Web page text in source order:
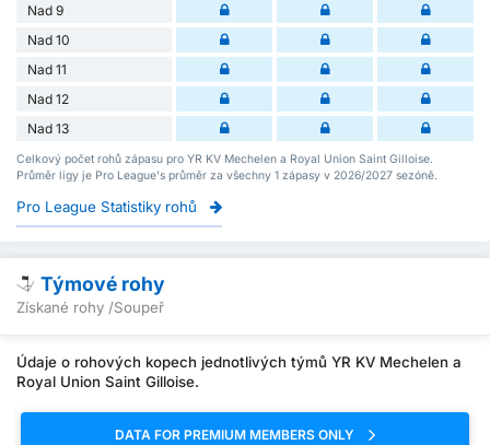
Nad 9
Nad 10
Nad 11
Nad 12
Nad 13
Celkový počet rohů zápasu pro YR KV Mechelen a Royal Union Saint Gilloise.
Průměr ligy je Pro League's průměr za všechny 1 zápasy v 2026/2027 sezóně.
Pro League Statistiky rohů
Týmové rohy
Získané rohy /Soupeř
Údaje o rohových kopech jednotlivých týmů YR KV Mechelen a
Royal Union Saint Gilloise.
DATA FOR PREMIUM MEMBERS ONLY